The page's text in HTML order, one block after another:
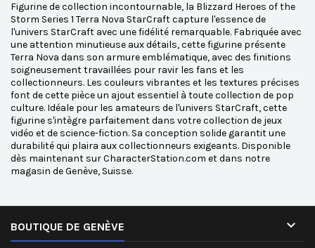
Figurine de collection incontournable, la Blizzard Heroes of the
Storm Series 1 Terra Nova StarCraft capture l'essence de
l'univers StarCraft avec une fidélité remarquable. Fabriquée avec
une attention minutieuse aux détails, cette figurine présente
Terra Nova dans son armure emblématique, avec des finitions
soigneusement travaillées pour ravir les fans et les
collectionneurs. Les couleurs vibrantes et les textures précises
font de cette pièce un ajout essentiel à toute collection de pop
culture. Idéale pour les amateurs de l'univers StarCraft, cette
figurine s'intègre parfaitement dans votre collection de jeux
vidéo et de science-fiction. Sa conception solide garantit une
durabilité qui plaira aux collectionneurs exigeants. Disponible
dès maintenant sur CharacterStation.com et dans notre
magasin de Genève, Suisse.
BOUTIQUE DE GENÈVE 